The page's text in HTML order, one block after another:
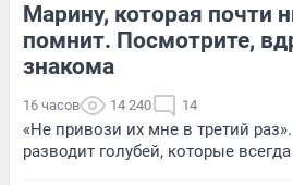
Марину, которая почти
помнит. Посмотрите,
знакома
16 часов 14 240 14
«Не привози их мне в третий
разводит голубей, которые